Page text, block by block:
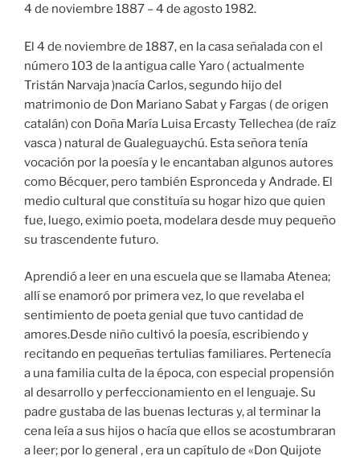
4 de noviembre 1887 – 4 de agosto 1982.
El 4 de noviembre de 1887, en la casa señalada con el
número 103 de la antigua calle Yaro ( actualmente
Tristán Narvaja )nacía Carlos, segundo hijo del
matrimonio de Don Mariano Sabat y Fargas ( de origen
catalán) con Doña María Luisa Ercasty Tellechea (de raíz
vasca ) natural de Gualeguaychú. Esta señora tenía
vocación por la poesía y le encantaban algunos autores
como Bécquer, pero también Espronceda y Andrade. El
medio cultural que constituía su hogar hizo que quien
fue, luego, eximio poeta, modelara desde muy pequeño
su trascendente futuro.
Aprendió a leer en una escuela que se llamaba Atenea;
allí se enamoró por primera vez, lo que revelaba el
sentimiento de poeta genial que tuvo cantidad de
amores.Desde niño cultivó la poesía, escribiendo y
recitando en pequeñas tertulias familiares. Pertenecía
a una familia culta de la época, con especial propensión
al desarrollo y perfeccionamiento en el lenguaje. Su
padre gustaba de las buenas lecturas y, al terminar la
cena leía a sus hijos o hacía que ellos se acostumbraran
a leer; por lo general , era un capítulo de «Don Quijote